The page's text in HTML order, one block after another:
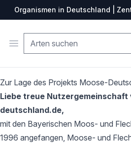
Organismen in Deutschland |
Open menu
Zur Lage des Projekts Moose-
Liebe treue Nutzergemeinschaft
deutschland.de,
mit den Bayerischen Moos- und
1996 angefangen, Moose- und